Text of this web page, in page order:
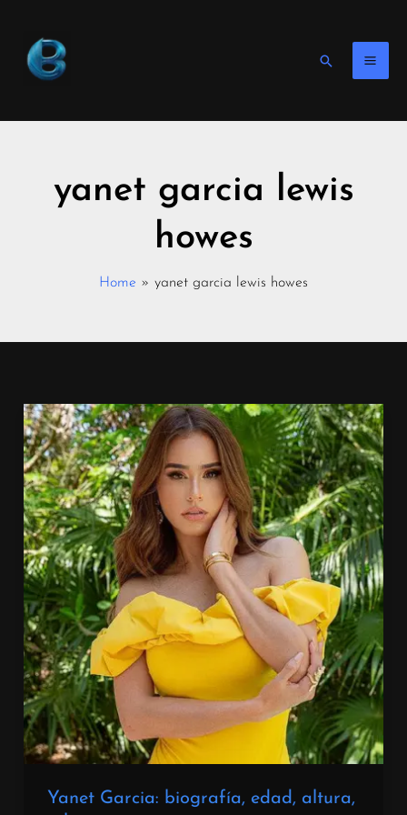
content
Search
yanet garcia lewis
howes
Home yanet garcia lewis howes
Yanet Garcia: biografía, edad, altura,